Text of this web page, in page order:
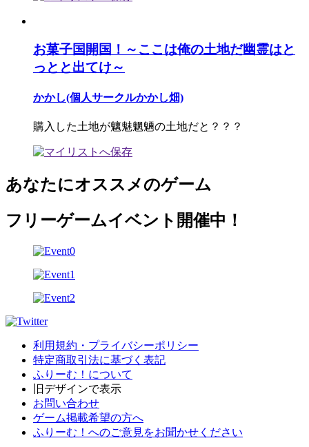
お菓子国開国！～ここは俺の土地だ幽霊はと
っとと出てけ～
かかし(個人サークルかかし畑)
購入した土地が魑魅魍魎の土地だと？？？
あなたにオススメのゲーム
フリーゲームイベント開催中！
利用規約・プライバシーポリシー
特定商取引法に基づく表記
ふりーむ！について
旧デザインで表示
お問い合わせ
ゲーム掲載希望の方へ
ふりーむ！へのご意見をお聞かせください